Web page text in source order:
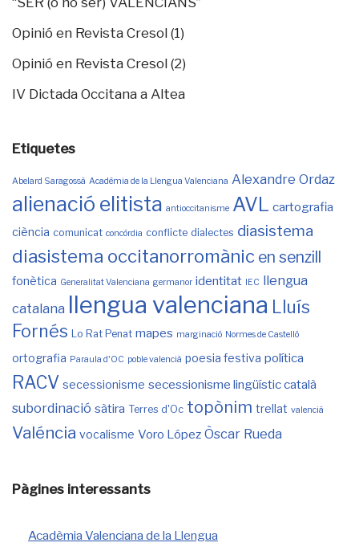
Opinió en Revista Cresol (1)
Opinió en Revista Cresol (2)
IV Dictada Occitana a Altea
Etiquetes
Abelard Saragossà Acadèmia de la Llengua Valenciana Alexandre Ordaz
alienació elitista antioccitanisme AVL cartografia
ciència comunicat concòrdia conflicte dialectes diasistema
diasistema occitanorromànic en senzill
fonètica Generalitat Valenciana germanor identitat IEC llengua
catalana llengua valenciana Lluís
Fornés Lo Rat Penat mapes marginació Normes de Castelló
ortografia Paraula d'OC poble valencià poesia festiva política
RACV secessionisme secessionisme lingüístic català
subordinació sàtira Terres d'Oc topònim trellat valencià
Valéncia vocalisme Voro López Òscar Rueda
Pàgines interessants
Acadèmia Valenciana de la Llengua